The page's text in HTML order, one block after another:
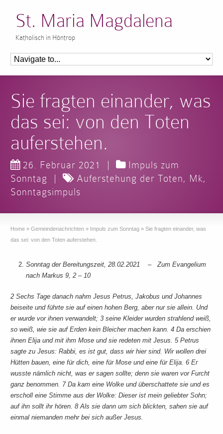
St. Maria Magdalena
Katholisch in Höntrop
Sie fragten einander, was
das sei: von den Toten
auferstehen.
26. Februar 2021 |
Impuls zum
Sonntag
| Auferstehung der Toten, Mk,
Sonntagsimpuls
Home » Gemeindenachrichten » Impuls zum Sonntag » Sie fragten einander, was
das sei: von den Toten auferstehen.
Sonntag der Bereitungszeit, 28.02.2021 –Zum Evangelium
nach Markus 9, 2 – 10
2 Sechs Tage danach nahm Jesus Petrus, Jakobus und Johannes
beiseite und führte sie auf einen hohen Berg, aber nur sie allein. Und
er wurde vor ihnen verwandelt; 3 seine Kleider wurden strahlend weiß,
so weiß, wie sie auf Erden kein Bleicher machen kann. 4 Da erschien
ihnen Elija und mit ihm Mose und sie redeten mit Jesus. 5 Petrus
sagte zu Jesus: Rabbi, es ist gut, dass wir hier sind. Wir wollen drei
Hütten bauen, eine für dich, eine für Mose und eine für Elija. 6 Er
wusste nämlich nicht, was er sagen sollte; denn sie waren vor Furcht
ganz benommen. 7 Da kam eine Wolke und überschattete sie und es
erscholl eine Stimme aus der Wolke: Dieser ist mein geliebter Sohn;
auf ihn sollt ihr hören. 8 Als sie dann um sich blickten, sahen sie auf
einmal niemanden mehr bei sich außer Jesus.